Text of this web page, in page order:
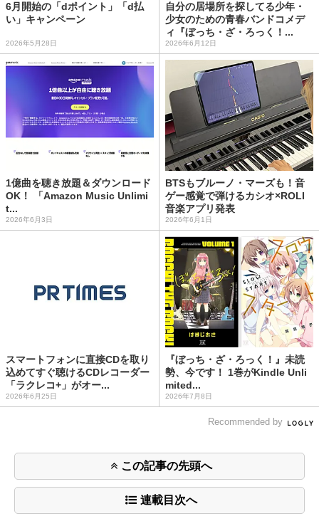
6月開始の「dポイント」「d払
い」キャンペーン
2026年5月28日
自分の居場所を探してる少年・
少女のための青春バンドコメデ
ィ『ぼっち・ざ・ろっく！...
2026年6月12日
1億曲を聴き放題＆ダウンロード
OK！ 「Amazon Music Unlimi
t...
2026年6月3日
BTSもブルーノ・マーズも！音
ゲー感覚で弾けるカシオ×ROLI
音楽アプリ発表
2026年6月1日
スマートフォンに直接CDを取り
込めてすぐ聴けるCDレコーダー
「ラクレコ+」がオー...
2026年6月25日
『ぼっち・ざ・ろっく！』未読
勢、今です！ 1巻がKindle Unli
mited...
2026年7月8日
Recommended by
この記事の先頭へ
連載目次へ